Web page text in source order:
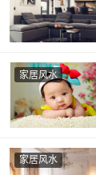
家居风水
家居风水